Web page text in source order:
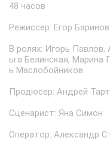
48 часов
Режиссер: Егор Баринов
В ролях: Игорь Павлов,
ьга Белинская, Марина
ь Маслобойников
Продюсер: Андрей
Сценарист: Яна Симон
Оператор: Александр